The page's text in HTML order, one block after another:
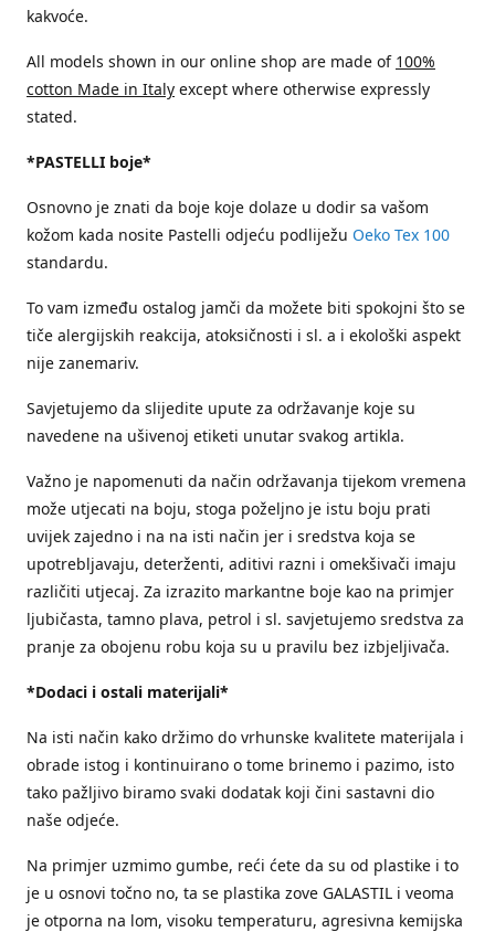
kakvoće.
All models shown in our online shop are made of 100%
cotton Made in Italy except where otherwise expressly
stated.
*PASTELLI boje*
Osnovno je znati da boje koje dolaze u dodir sa vašom
kožom kada nosite Pastelli odjeću podliježu Oeko Tex 100
standardu.
To vam između ostalog jamči da možete biti spokojni što se
tiče alergijskih reakcija, atoksičnosti i sl. a i ekološki aspekt
nije zanemariv.
Savjetujemo da slijedite upute za održavanje koje su
navedene na ušivenoj etiketi unutar svakog artikla.
Važno je napomenuti da način održavanja tijekom vremena
može utjecati na boju, stoga poželjno je istu boju prati
uvijek zajedno i na na isti način jer i sredstva koja se
upotrebljavaju, deterženti, aditivi razni i omekšivači imaju
različiti utjecaj. Za izrazito markantne boje kao na primjer
ljubičasta, tamno plava, petrol i sl. savjetujemo sredstva za
pranje za obojenu robu koja su u pravilu bez izbjeljivača.
*Dodaci i ostali materijali*
Na isti način kako držimo do vrhunske kvalitete materijala i
obrade istog i kontinuirano o tome brinemo i pazimo, isto
tako pažljivo biramo svaki dodatak koji čini sastavni dio
naše odjeće.
Na primjer uzmimo gumbe, reći ćete da su od plastike i to
je u osnovi točno no, ta se plastika zove GALASTIL i veoma
je otporna na lom, visoku temperaturu, agresivna kemijska